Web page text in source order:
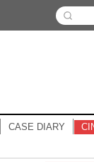
CASE DIARY